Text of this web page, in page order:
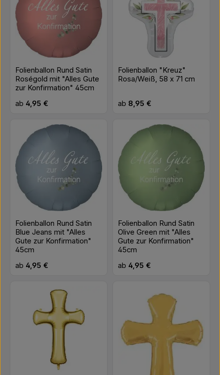
Folienballon Rund Satin
Roségold mit "Alles Gute
zur Konfirmation" 45cm
Regulärer Preis:
ab 4,95 €
Folienballon "Kreuz"
Rosa/Weiß, 58 x 71 cm
Regulärer Preis:
ab 8,95 €
Folienballon Rund Satin
Blue Jeans mit "Alles
Gute zur Konfirmation"
45cm
Regulärer Preis:
ab 4,95 €
Folienballon Rund Satin
Olive Green mit "Alles
Gute zur Konfirmation"
45cm
Regulärer Preis:
ab 4,95 €